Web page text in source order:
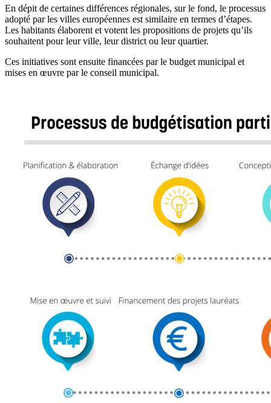
En dépit de certaines différences régionales, sur le fond, le processus
adopté par les villes européennes est similaire en termes d’étapes.
Les habitants élaborent et votent les propositions de projets qu’ils
souhaitent pour leur ville, leur district ou leur quartier.
Ces initiatives sont ensuite financées par le budget municipal et
mises en œuvre par le conseil municipal.